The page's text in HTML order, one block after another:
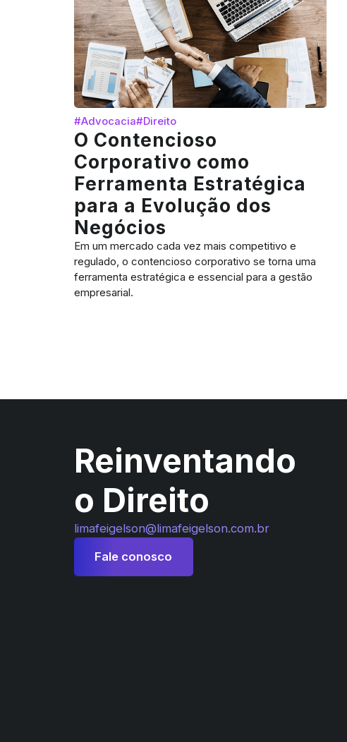
#Advocacia#Direito
O Contencioso
Corporativo como
Ferramenta Estratégica
para a Evolução dos
Negócios
Em um mercado cada vez mais competitivo e
regulado, o contencioso corporativo se torna uma
ferramenta estratégica e essencial para a gestão
empresarial.
Reinventando
o Direito
limafeigelson@limafeigelson.com.br
Fale conosco